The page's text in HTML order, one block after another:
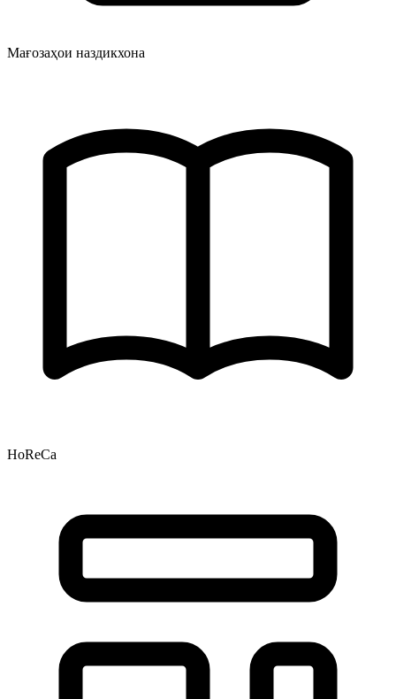
Мағозаҳои наздикхона
HoReCa